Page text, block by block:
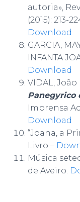
autoria»,
(2015): 213-
Download
GARCIA,
INFANTA
Download
VIDAL,
Panegyrico
Imprensa
Download
“Joana, a
Livro –
Música
de Aveiro.